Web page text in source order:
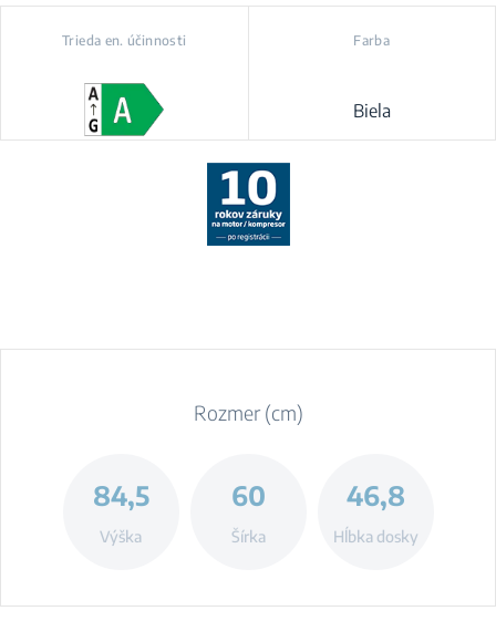
Trieda en. účinnosti Farba
Biela
Rozmer (cm)
84,5
Výška
60
Šírka
46,8
Hĺbka dosky